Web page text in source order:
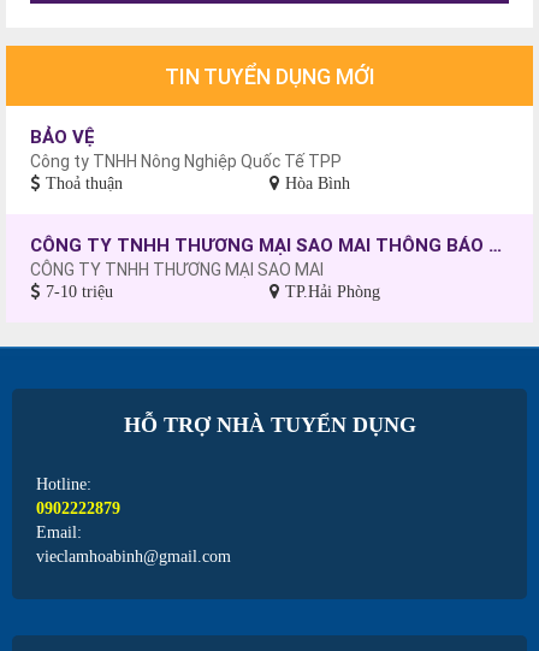
TIN TUYỂN DỤNG MỚI
BẢO VỆ
Công ty TNHH Nông Nghiệp Quốc Tế TPP
Thoả thuận Hòa Bình
CÔNG TY TNHH THƯƠNG MẠI SAO MAI THÔNG BÁO TUYỂN DỤNG CÔNG NHÂN MAY, CHƯA CÓ TAY NGHỀ SẼ ĐƯỢC ĐÀO TẠO.
CÔNG TY TNHH THƯƠNG MẠI SAO MAI
7-10 triệu TP.Hải Phòng
HỖ TRỢ NHÀ TUYỂN DỤNG
Hotline:
0902222879
Email:
vieclamhoabinh@gmail.com